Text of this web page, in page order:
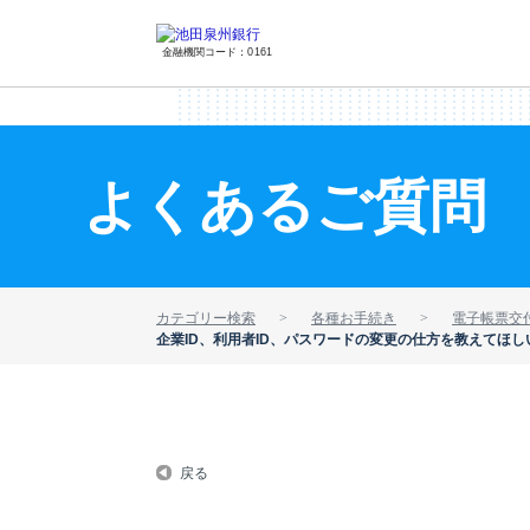
金融機関コード：0161
よくあるご質問
カテゴリー検索 各種お手続き 電子帳票交
企業ID、利用者ID、パスワードの変更の仕方を教えてほし
戻る